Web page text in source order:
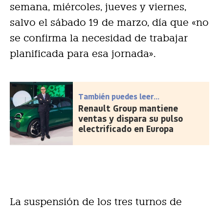
semana, miércoles, jueves y viernes,
salvo el sábado 19 de marzo, día que «no
se confirma la necesidad de trabajar
planificada para esa jornada».
También puedes leer...
Renault Group mantiene
ventas y dispara su pulso
electrificado en Europa
La suspensión de los tres turnos de